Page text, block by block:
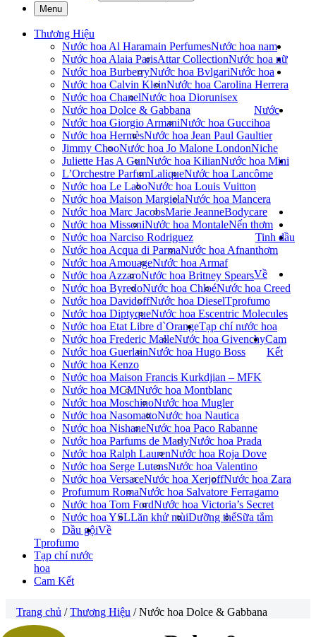
Menu
Thương Hiệu
Nước hoa Al Haramain Perfumes
Nước hoa Alaia ParisAttar Collection
Nước hoa BurberryNước hoa Bvlgari
Nước hoa Calvin KleinNước hoa Carolina Herrera
Nước hoa ChanelNước hoa Dior
Nước hoa Dolce & Gabbana
Nước hoa Giorgio ArmaniNước hoa Gucci
Nước hoa HermèsNước hoa Jean Paul Gaultier
Jimmy ChooNước hoa Jo Malone London
Juliette Has A GunNước hoa Kilian
L’Orchestre ParfumLaliqueNước hoa Lancôme
Nước hoa Le LaboNước hoa Louis Vuitton
Nước hoa Maison MargielaNước hoa Mancera
Nước hoa Marc JacobsMarie Jeanne
Nước hoa MissoniNước hoa Montale
Nước hoa Narciso Rodriguez
Nước hoa Acqua di ParmaNước hoa Afnan
Nước hoa AmouageNước hoa Armaf
Nước hoa AzzaroNước hoa Britney Spears
Nước hoa ByredoNước hoa ChloéNước hoa Creed
Nước hoa DavidoffNước hoa Diesel
Nước hoa DiptyqueNước hoa Escentric Molecules
Nước hoa Etat Libre d`Orange
Nước hoa Frederic MalleNước hoa Givenchy
Nước hoa GuerlainNước hoa Hugo Boss
Nước hoa Kenzo
Nước hoa Maison Francis Kurkdjian – MFK
Nước hoa MCMNước hoa Montblanc
Nước hoa MoschinoNước hoa Mugler
Nước hoa NasomattoNước hoa Nautica
Nước hoa NishaneNước hoa Paco Rabanne
Nước hoa Parfums de MarlyNước hoa Prada
Nước hoa Ralph LaurenNước hoa Roja Dove
Nước hoa Serge LutensNước hoa Valentino
Nước hoa VersaceNước hoa XerjoffNước hoa Zara
Profumum RomaNước hoa Salvatore Ferragamo
Nước hoa Tom FordNước hoa Victoria’s Secret
Nước hoa YSL
Nước hoa nam
Nước hoa nữ
Nước hoa
unisex
Nước
hoa
Niche
Nước hoa Mini
Bodycare
Lăn khử mùiDưỡng thểSữa tắm
Dầu gội
Nến thơm
Tinh dầu
thơm
Về
Tprofumo
Tạp chí nước hoa
Cam
Kết
Về
Tprofumo
Tạp chí nước
hoa
Cam Kết
Trang chủ /Thương Hiệu / Nước hoa Dolce & Gabbana